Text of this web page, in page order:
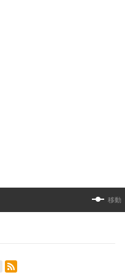
移動
RSSフィード